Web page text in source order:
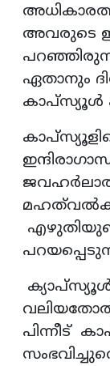
അവരുടെ
ഏതാനും
കാപ്സ്യൂൾ
പിന്നീട്